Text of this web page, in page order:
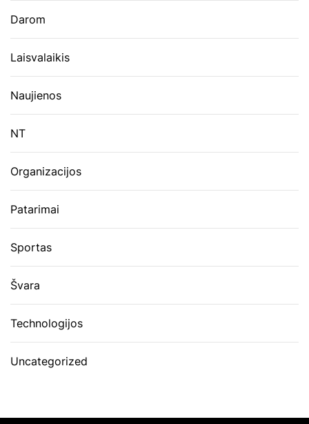
Darom
Laisvalaikis
Naujienos
NT
Organizacijos
Patarimai
Sportas
Švara
Technologijos
Uncategorized